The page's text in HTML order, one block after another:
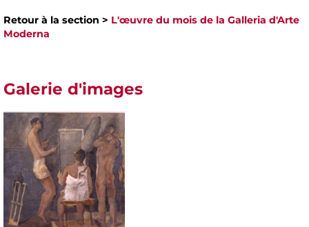
Retour à la section > L'œuvre du mois de la Galleria d'Arte
Moderna
Galerie d'images